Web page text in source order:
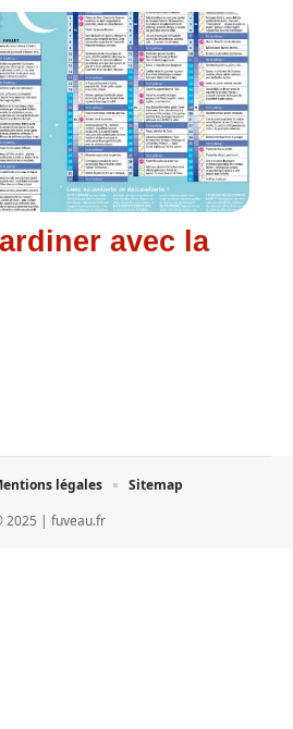
avec la
2025 | fuveau.fr
légales Sitemap